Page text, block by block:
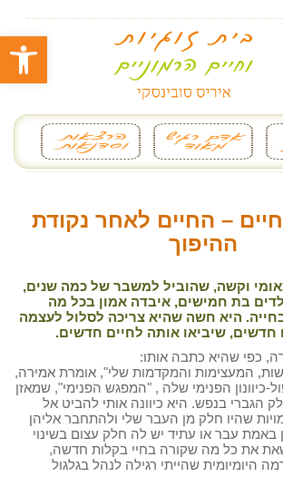
פתח
– החיים לאחר נקודת
ההיפוך
וקשה, שהוביל למשבר של כמה שנים,
בת חמישים, איבדה אמון בכל מה
היא חשה שהיא צריכה לסלול לעצמה
חדשים, שיביאו אותה לחיים חדשים.
כפי שהיא כתבה אותו:
המעצימות והמקדמות שלי", אומרת אמירה,
כיוונון הפנימי שלה , "המפגש הפנימי", שמאזן
הגברי בנפש. היא כיוונה אותי להביט אל
שהיו חלק מן העבר שלי ולהתחבר אליהן
עבר או עתיד יש לה חלק עצום בשינוי
את כל מה שקורה בחיי בקלות חדשה,
היומיומית שהייתי רגילה לנהל בגלגול